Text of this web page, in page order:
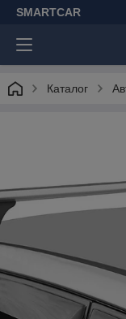
SMARTCAR
Каталог